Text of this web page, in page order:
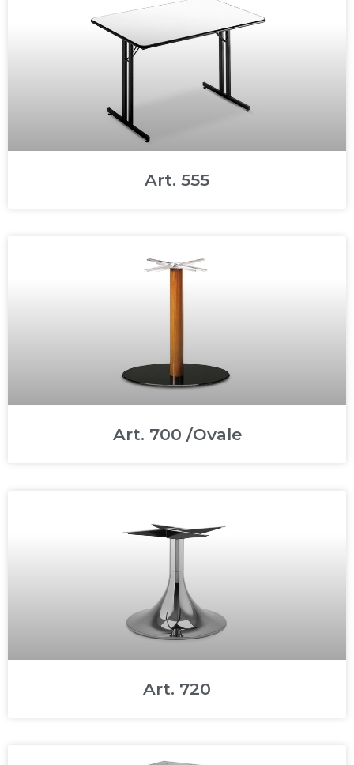
Art. 555
Art. 700 /Ovale
Art. 720